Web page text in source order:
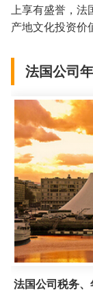
上享有盛誉，
产地文化投资价
法国公司
法国公司税务